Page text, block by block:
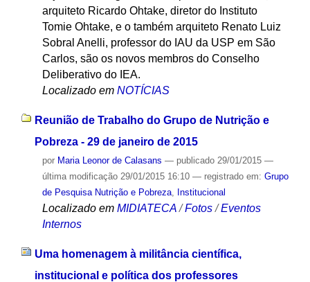
arquiteto Ricardo Ohtake, diretor do Instituto
Tomie Ohtake, e o também arquiteto Renato Luiz
Sobral Anelli, professor do IAU da USP em São
Carlos, são os novos membros do Conselho
Deliberativo do IEA.
Localizado em NOTÍCIAS
Reunião de Trabalho do Grupo de Nutrição e
Pobreza - 29 de janeiro de 2015
por Maria Leonor de Calasans — publicado29/01/2015 —
última modificação29/01/2015 16:10 — registrado em: Grupo
de Pesquisa Nutrição e Pobreza, Institucional
Localizado em MIDIATECA /Fotos /Eventos
Internos
Uma homenagem à militância científica,
institucional e política dos professores